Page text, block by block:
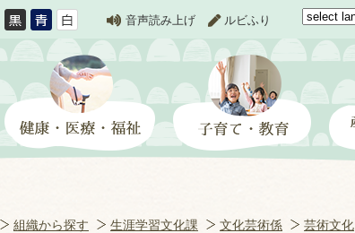
音声読み上げ ルビふり
組織から探す 生涯学習文化課 文化芸術係 芸術文化